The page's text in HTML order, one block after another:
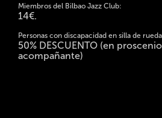
Miembros del Bilbao Jazz Club:
14€.
Personas con discapacidad en silla de
50% DESCUENTO (en
acompañante)